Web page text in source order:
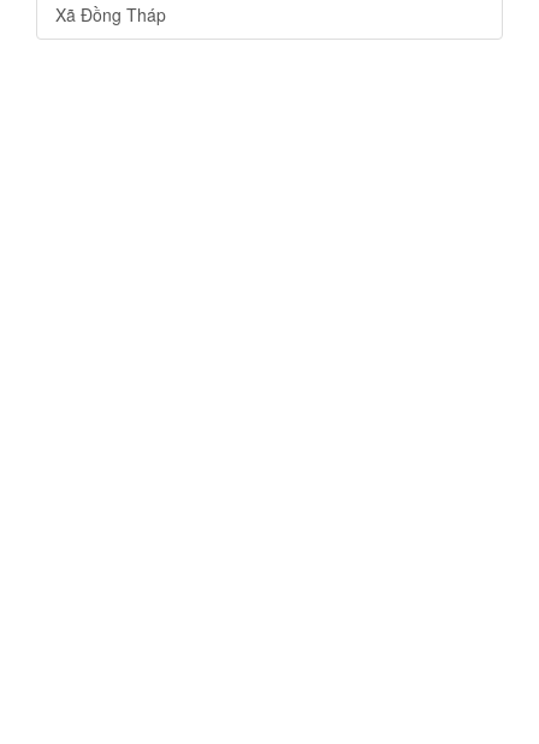
Xã Đồng Tháp